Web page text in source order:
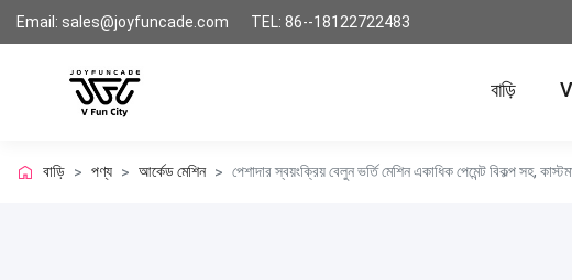
Email: sales@joyfuncade.com TEL: 86--18122722483
বাড়ি
বাড়ি > পণ্য > আর্কেড মেশিন > পেশাদার স্বয়ংক্রিয় বেলুন ভর্তি মেশিন একাধিক পেমেন্ট বিকল্প সহ,